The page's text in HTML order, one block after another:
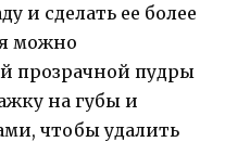
и сделать ее более
можно
прозрачной пудры
на губы и
чтобы удалить